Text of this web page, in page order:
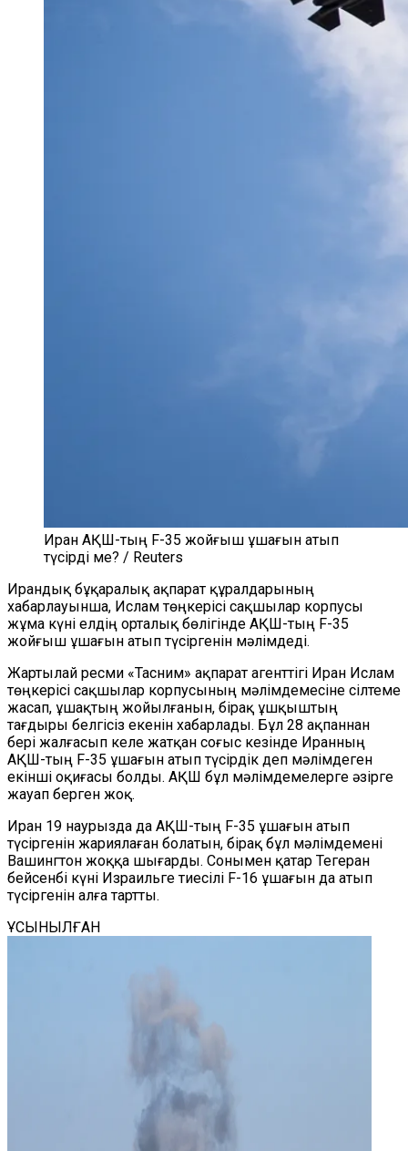
Иран АҚШ-тың F-35 жойғыш ұшағын атып
түсірді ме? / Reuters
Ирандық бұқаралық ақпарат құралдарының
хабарлауынша, Ислам төңкерісі сақшылар корпусы
жұма күні елдің орталық бөлігінде АҚШ-тың F-35
жойғыш ұшағын атып түсіргенін мәлімдеді.
Жартылай ресми «Тасним» ақпарат агенттігі Иран Ислам
төңкерісі сақшылар корпусының мәлімдемесіне сілтеме
жасап, ұшақтың жойылғанын, бірақ ұшқыштың
тағдыры белгісіз екенін хабарлады. Бұл 28 ақпаннан
бері жалғасып келе жатқан соғыс кезінде Иранның
АҚШ-тың F-35 ұшағын атып түсірдік деп мәлімдеген
екінші оқиғасы болды. АҚШ бұл мәлімдемелерге әзірге
жауап берген жоқ.
Иран 19 наурызда да АҚШ-тың F-35 ұшағын атып
түсіргенін жариялаған болатын, бірақ бұл мәлімдемені
Вашингтон жоққа шығарды. Сонымен қатар Тегеран
бейсенбі күні Израильге тиесілі F-16 ұшағын да атып
түсіргенін алға тартты.
ҰСЫНЫЛҒАН